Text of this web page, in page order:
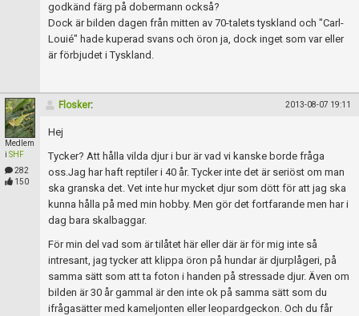
godkänd färg på dobermann också?
Dock är bilden dagen från mitten av 70-talets tyskland och "Carl-
Louié" hade kuperad svans och öron ja, dock inget som var eller
är förbjudet i Tyskland.
Medlem
i SHF
282
150
Flosker: 2013-08-07 19:11
Hej
Tycker? Att hålla vilda djur i bur är vad vi kanske borde fråga
oss.Jag har haft reptiler i 40 år. Tycker inte det är seriöst om man
ska granska det. Vet inte hur mycket djur som dött för att jag ska
kunna hålla på med min hobby. Men gör det fortfarande men har i
dag bara skalbaggar.
För min del vad som är tilåtet här eller där är för mig inte så
intresant, jag tycker att klippa öron på hundar är djurplågeri, på
samma sätt som att ta foton i handen på stressade djur. Även om
bilden är 30 år gammal är den inte ok på samma sätt som du
ifrågasätter med kameljonten eller leopardgeckon. Och du får